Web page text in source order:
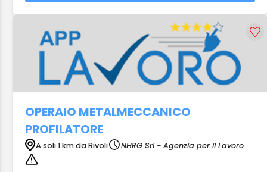
OPERAIO METALMECCANICO
PROFILATORE
A soli 1 km da Rivoli NHRG Srl - Agenzia per il Lavoro